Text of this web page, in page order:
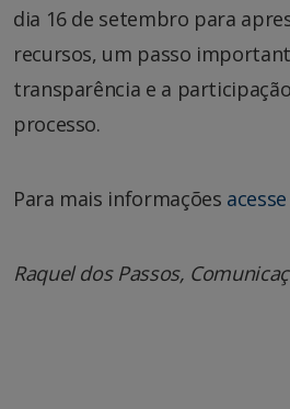
dia 16 de setembro para
recursos, um passo
transparência e a
processo.
Para mais informações
Raquel dos Passos,